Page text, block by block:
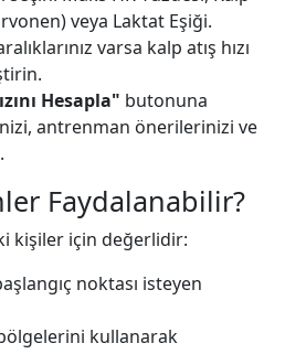
veya Laktat Eşiği.
varsa kalp atış hızı
Hesapla" butonuna
antrenman önerilerinizi ve
Faydalanabilir?
kişiler için değerlidir:
noktası isteyen
bölgelerini kullanarak